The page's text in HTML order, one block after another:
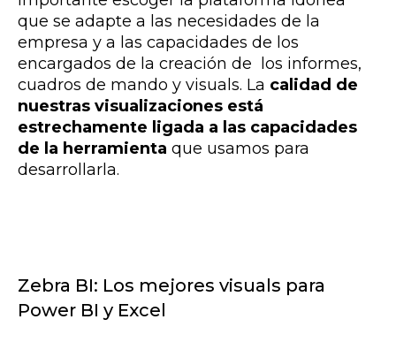
que se adapte a las necesidades de la
empresa y a las capacidades de los
encargados de la creación de los informes,
cuadros de mando y visuals. La calidad de
nuestras visualizaciones está
estrechamente ligada a las capacidades
de la herramienta que usamos para
desarrollarla.
Zebra BI: Los mejores visuals para
Power BI y Excel